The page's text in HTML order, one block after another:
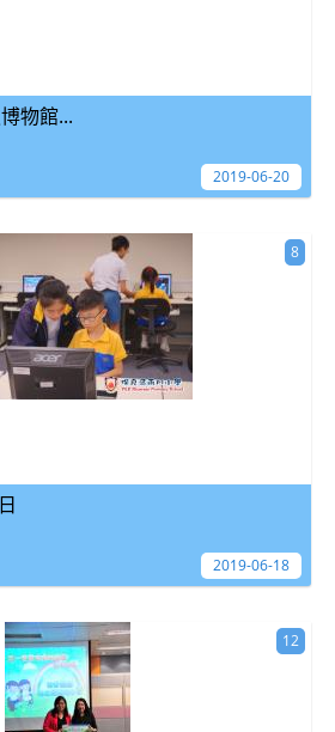
物館...
2019-06-20
8
2019-06-18
12